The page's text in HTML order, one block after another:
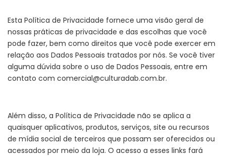
Esta Política de Privacidade fornece uma visão geral de
nossas práticas de privacidade e das escolhas que você
pode fazer, bem como direitos que você pode exercer em
relação aos Dados Pessoais tratados por nós. Se você tiver
alguma dúvida sobre o uso de Dados Pessoais, entre em
contato com comercial@culturadab.com.br.
Além disso, a Política de Privacidade não se aplica a
quaisquer aplicativos, produtos, serviços, site ou recursos
de mídia social de terceiros que possam ser oferecidos ou
acessados por meio da loja. O acesso a esses links fará